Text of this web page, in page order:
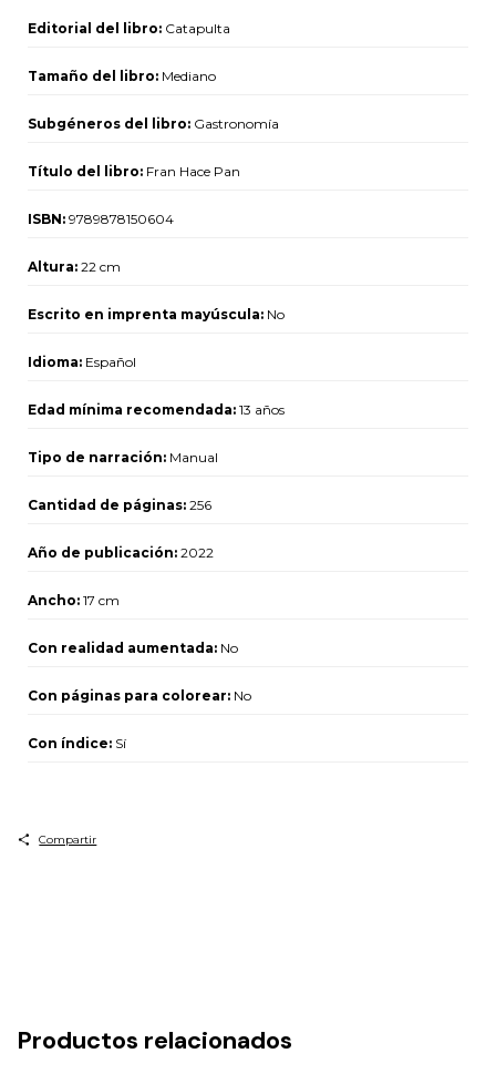
Editorial del libro: Catapulta
Tamaño del libro: Mediano
Subgéneros del libro: Gastronomía
Título del libro: Fran Hace Pan
ISBN: 9789878150604
Altura: 22 cm
Escrito en imprenta mayúscula: No
Idioma: Español
Edad mínima recomendada: 13 años
Tipo de narración: Manual
Cantidad de páginas: 256
Año de publicación: 2022
Ancho: 17 cm
Con realidad aumentada: No
Con páginas para colorear: No
Con índice: Sí
Compartir
Productos relacionados